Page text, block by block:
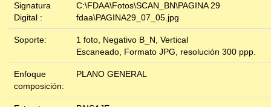
Signatura
Digital :
C:\FDAA\Fotos\SCAN_BN\PAGINA 29
fdaa\PAGINA29_07_05.jpg
Soporte:
1 foto, Negativo B_N, Vertical
Escaneado, Formato JPG, resolución 300 ppp.
Enfoque
composición:
PLANO GENERAL